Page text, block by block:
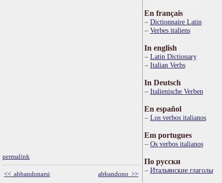
permalink
<< abbandonarsi abbandono >>
En français
Dictionnaire Latin
Verbes italiens
In english
Latin Dictionary
Italian Verbs
In Deutsch
Italienische Verben
En español
Los verbos italianos
Em portugues
Os verbos italianos
По русски
Итальянские глаголы